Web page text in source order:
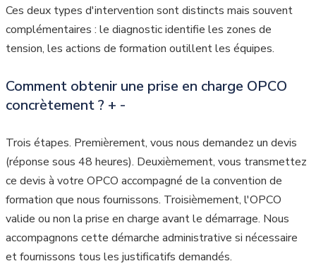
Ces deux types d'intervention sont distincts mais souvent
complémentaires : le diagnostic identifie les zones de
tension, les actions de formation outillent les équipes.
Comment obtenir une prise en charge OPCO
concrètement ? + -
Trois étapes. Premièrement, vous nous demandez un devis
(réponse sous 48 heures). Deuxièmement, vous transmettez
ce devis à votre OPCO accompagné de la convention de
formation que nous fournissons. Troisièmement, l'OPCO
valide ou non la prise en charge avant le démarrage. Nous
accompagnons cette démarche administrative si nécessaire
et fournissons tous les justificatifs demandés.